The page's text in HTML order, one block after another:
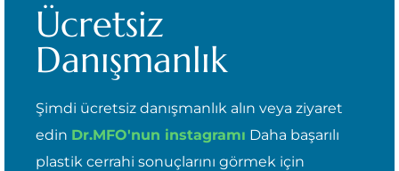
Ücretsiz
Danışmanlık
Şimdi ücretsiz danışmanlık alın veya ziyaret
edin Dr.MFO'nun instagramı Daha başarılı
plastik cerrahi sonuçlarını görmek için